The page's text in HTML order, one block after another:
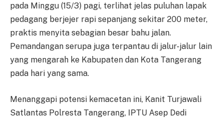
pada Minggu (15/3) pagi, terlihat jelas puluhan lapak
pedagang berjejer rapi sepanjang sekitar 200 meter,
praktis menyita sebagian besar bahu jalan.
Pemandangan serupa juga terpantau di jalur-jalur lain
yang mengarah ke Kabupaten dan Kota Tangerang
pada hari yang sama.
Menanggapi potensi kemacetan ini, Kanit Turjawali
Satlantas Polresta Tangerang, IPTU Asep Dedi